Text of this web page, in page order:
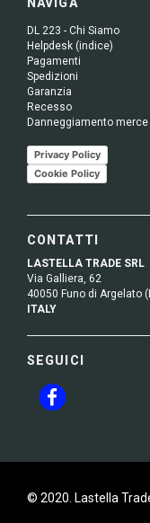
DL 223 - Chi Siamo
Helpdesk (indice)
Pagamenti
Spedizioni
Garanzia
Recesso
Danneggiamento merce
Privacy Policy
Cookie Policy
CONTATTI
LASTELLA TRADE SRL
Via Galliera, 62
40050 Funo di Argelato
ITALY
SEGUICI
© 2020. Lastella